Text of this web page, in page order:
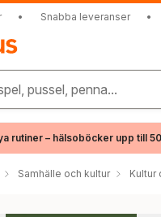
• Snabba leveranser •
pussel, penna...
rutiner – hälsoböcker upp till
Samhälle och kultur Kultur